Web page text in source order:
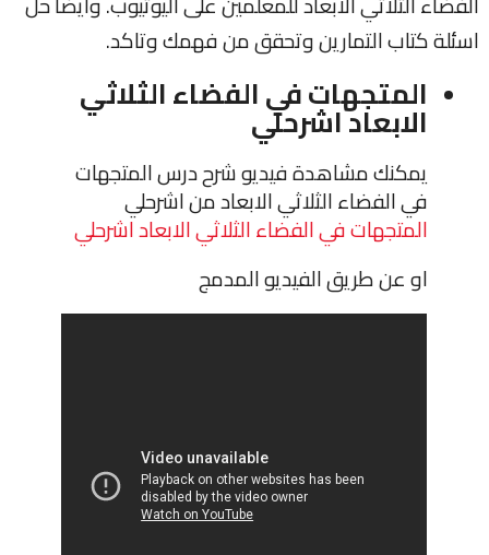
اسئلة كتاب التمارين وتحقق من فهمك وتاكد.
المتجهات في الفضاء الثلاثي
الابعاد اشرحلي
يمكنك مشاهدة فيديو شرح درس المتجهات
في الفضاء الثلاثي الابعاد من اشرحلي
المتجهات في الفضاء الثلاثي الابعاد اشرحلي
او عن طريق الفيديو المدمج